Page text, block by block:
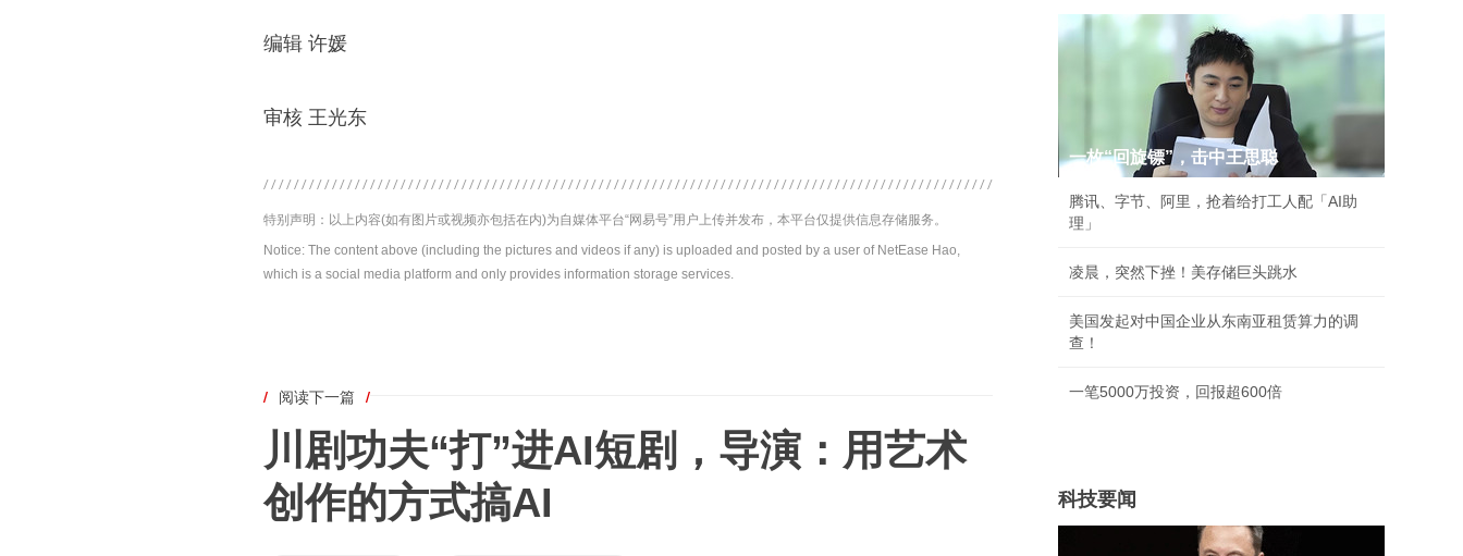
编辑 许媛
审核 王光东
特别声明：以上内容(如有图片或视频亦包括在内)为自媒体平台“网易号”用户上传并发布，本平台仅提供信息存储服务。
Notice: The content above (including the pictures and videos if any) is uploaded and posted by a user of NetEase Hao,
which is a social media platform and only provides information storage services.
/ 阅读下一篇 /
川剧功夫“打”进AI短剧，导演：用艺术
创作的方式搞AI
一枚“回旋镖”，击中王思聪
腾讯、字节、阿里，抢着给打工人配「AI助
理」
凌晨，突然下挫！美存储巨头跳水
美国发起对中国企业从东南亚租赁算力的调
查！
一笔5000万投资，回报超600倍
科技要闻